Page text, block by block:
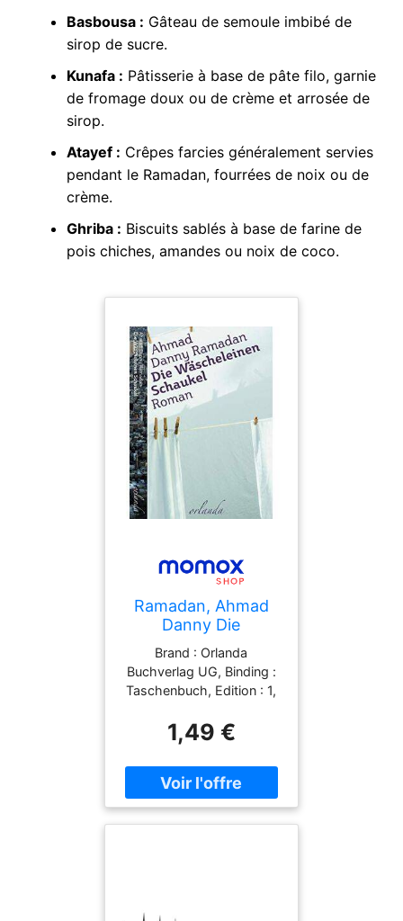
Basbousa : Gâteau de semoule imbibé de
sirop de sucre.
Kunafa : Pâtisserie à base de pâte filo, garnie
de fromage doux ou de crème et arrosée de
sirop.
Atayef : Crêpes farcies généralement servies
pendant le Ramadan, fourrées de noix ou de
crème.
Ghriba : Biscuits sablés à base de farine de
pois chiches, amandes ou noix de coco.
Ramadan, Ahmad
Danny Die
Wäscheleinen-
Schaukel
Brand : Orlanda
Buchverlag UG, Binding :
Taschenbuch, Edition : 1,
GmbH, Publisher : Orlanda
Verlag GmbH, medium :
Taschenbuch,
numberOfPages : 288,
publicationDate : 2021-
01-11, authors : Ramadan,
1,49 €